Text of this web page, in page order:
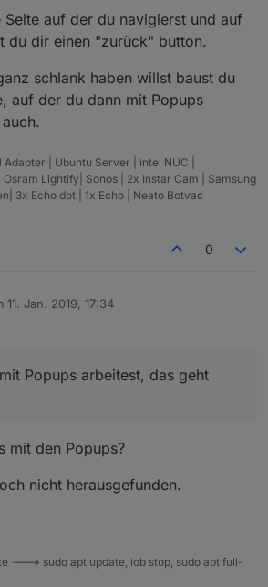
Seite auf der du navigierst und auf
du dir einen "zurück" button.
schlank haben willst baust du
auf der du dann mit Popups
| Ubuntu Server | intel NUC |
Lightify| Sonos | 2x Instar Cam | Samsung
3x Echo dot | 1x Echo | Neato Botvac
0
11. Jan. 2019, 17:34
von
Popups arbeitest, das geht
mit den Popups?
nicht herausgefunden.
---> sudo apt update, iob stop, sudo apt full-